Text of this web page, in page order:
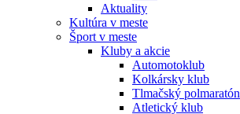
Aktuality
Kultúra v meste
Šport v meste
Kluby a akcie
Automotoklub
Kolkársky klub
Tlmačský polmaratón
Atletický klub